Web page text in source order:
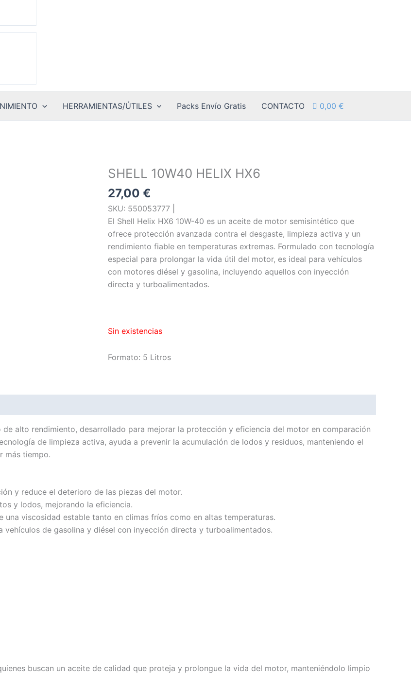
HERRAMIENTAS/ÚTILES Packs Envío Gratis CONTACTO 0,00€
SHELL 10W40 HELIX HX6
27,00 €
SKU: 550053777 |
El Shell Helix HX6 10W-40 es un aceite de motor semisintético que
ofrece protección avanzada contra el desgaste, limpieza activa y un
rendimiento fiable en temperaturas extremas. Formulado con tecnología
especial para prolongar la vida útil del motor, es ideal para vehículos
con motores diésel y gasolina, incluyendo aquellos con inyección
directa y turboalimentados.
Sin existencias
Formato: 5 Litros
de alto rendimiento, desarrollado para mejorar la protección y eficiencia del motor en comparación
de limpieza activa, ayuda a prevenir la acumulación de lodos y residuos, manteniendo el
más tiempo.
y reduce el deterioro de las piezas del motor.
y lodos, mejorando la eficiencia.
viscosidad estable tanto en climas fríos como en altas temperaturas.
de gasolina y diésel con inyección directa y turboalimentados.
buscan un aceite de calidad que proteja y prolongue la vida del motor, manteniéndolo limpio